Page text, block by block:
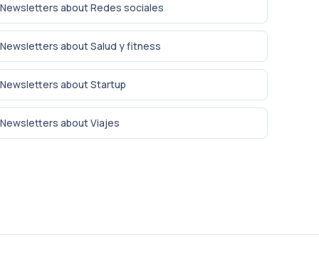
Newsletters about Redes sociales
Newsletters about Salud y fitness
Newsletters about Startup
Newsletters about Viajes